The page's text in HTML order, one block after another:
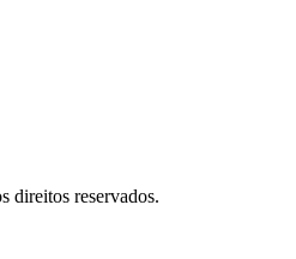
direitos reservados.